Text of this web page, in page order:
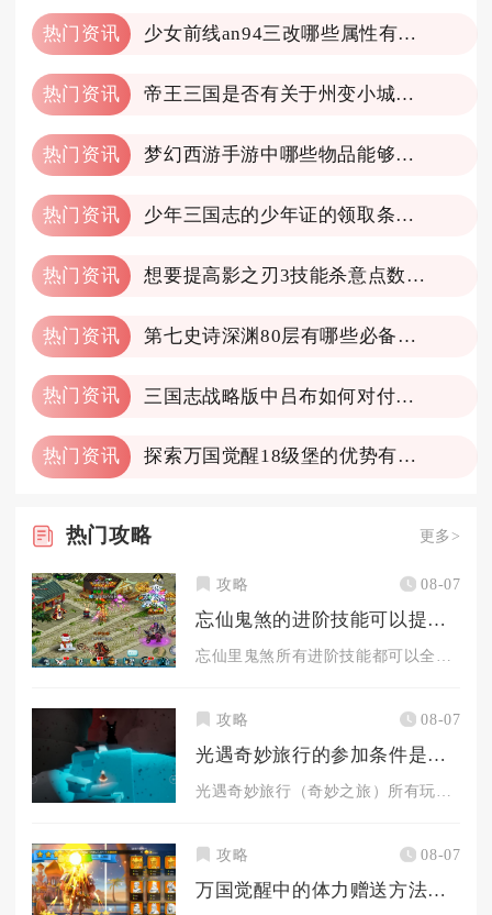
热门资讯 少女前线an94三改哪些属性有变化
热门资讯 帝王三国是否有关于州变小城的说明
热门资讯 梦幻西游手游中哪些物品能够轻松转化为金币
热门资讯 少年三国志的少年证的领取条件是什么
热门资讯 想要提高影之刃3技能杀意点数该怎么做
热门资讯 第七史诗深渊80层有哪些必备装备
热门资讯 三国志战略版中吕布如何对付对方的枪兵
热门资讯 探索万国觉醒18级堡的优势有哪些
热门攻略 更多>
攻略 08-07
忘仙鬼煞的进阶技能可以提高实力吗
忘仙里鬼煞所有进阶技能都可以全方位实打实提升综合战力，区别只...
攻略 08-07
光遇奇妙旅行的参加条件是什么
光遇奇妙旅行（奇妙之旅）所有玩家均可免费参与，核心门槛是完成...
攻略 08-07
万国觉醒中的体力赠送方法是什么